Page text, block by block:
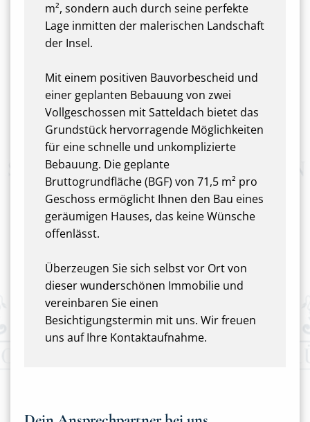
m², sondern auch durch seine perfekte
Lage inmitten der malerischen Landschaft
der Insel.
Mit einem positiven Bauvorbescheid und
einer geplanten Bebauung von zwei
Vollgeschossen mit Satteldach bietet das
Grundstück hervorragende Möglichkeiten
für eine schnelle und unkomplizierte
Bebauung. Die geplante
Bruttogrundfläche (BGF) von 71,5 m² pro
Geschoss ermöglicht Ihnen den Bau eines
geräumigen Hauses, das keine Wünsche
offenlässt.
Überzeugen Sie sich selbst vor Ort von
dieser wunderschönen Immobilie und
vereinbaren Sie einen
Besichtigungstermin mit uns. Wir freuen
uns auf Ihre Kontaktaufnahme.